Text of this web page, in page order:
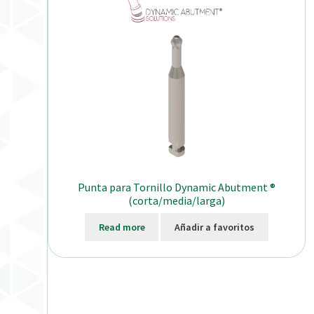
Punta para Tornillo Dynamic Abutment ®
(corta/media/larga)
Read more Añadir a favoritos